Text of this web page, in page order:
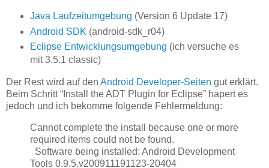
Java Laufzeitumgebung (Version 6 Update 17)
Android SDK (android-sdk_r04)
Eclipse Entwicklungsumgebung (ich versuche es
mit 3.5.1 classic)
Der Rest wird auf den Android Developer-Seiten gut erklärt.
Beim Schritt “Install the ADT Plugin for Eclipse” hapert es
jedoch und ich bekomme folgende Fehlermeldung:
Cannot complete the install because one or more
required items could not be found.
Software being installed: Android Development
Tools 0.9.5.v200911191123-20404